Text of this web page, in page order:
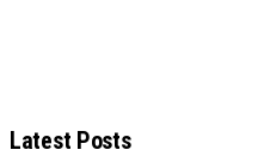
Latest Posts